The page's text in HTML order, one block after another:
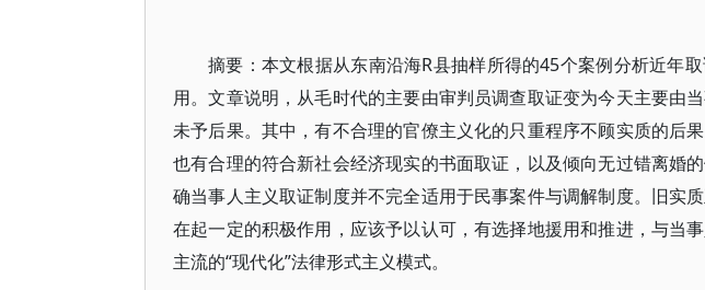
摘要：本文根据从东南沿海R县抽样所得的45个案例分析近年
用。文章说明，从毛时代的主要由审判员调查取证变为今天主要由
未予后果。其中，有不合理的官僚主义化的只重程序不顾实质的后
也有合理的符合新社会经济现实的书面取证，以及倾向无过错离婚
确当事人主义取证制度并不完全适用于民事案件与调解制度。旧实
在起一定的积极作用，应该予以认可，有选择地援用和推进，与当
主流的“现代化”法律形式主义模式。